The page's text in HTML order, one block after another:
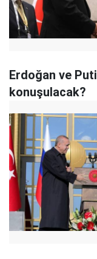
Erdoğan ve
konuşulacak?